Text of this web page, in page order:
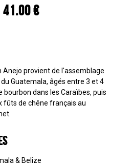
41.00 €
Anejo provient de l'assemblage
Guatemala, âgés entre 3 et 4
bourbon dans les Caraïbes, puis
fûts de chêne français au
& Belize